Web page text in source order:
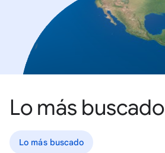
Lo más buscado
Lo más buscado